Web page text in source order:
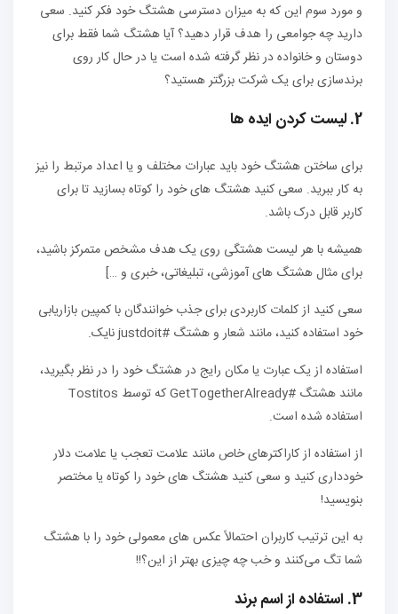
و مورد سوم این که به میزان دسترسی هشتگ خود فکر کنید. سعی
دارید چه جوامعی را هدف قرار دهید؟ آیا هشتگ شما فقط برای
دوستان و خانواده در نظر گرفته شده است یا در حال کار روی
برندسازی برای یک شرکت بزرگتر هستید؟
2. لیست کردن ایده ها
برای ساختن هشتگ خود باید عبارات مختلف و یا اعداد مرتبط را نیز
به کار ببرید. سعی کنید هشتگ های خود را کوتاه بسازید تا برای
کاربر قابل درک باشد.
همیشه با هر لیست هشتگی روی یک هدف مشخص متمرکز باشید،
برای مثال هشتگ های آموزشی، تبلیغاتی، خبری و …]
سعی کنید از کلمات کاربردی برای جذب خوانندگان با کمپین بازاریابی
خود استفاده کنید، مانند شعار و هشتگ #justdoit نایک.
استفاده از یک عبارت یا مکان رایج در هشتگ خود را در نظر بگیرید،
مانند هشتگ #GetTogetherAlready که توسط Tostitos
استفاده شده است.
از استفاده از کاراکترهای خاص مانند علامت تعجب یا علامت دلار
خودداری کنید و سعی کنید هشتگ های خود را کوتاه یا مختصر
بنویسید!
به این ترتیب کاربران احتمالاً عکس های معمولی خود را با هشتگ
شما تگ می‌کنند و خب چه چیزی بهتر از این؟!!
3. استفاده از اسم برند